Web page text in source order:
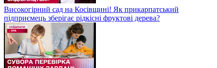
Високогірний сад на Косівщині! Як прикарпатський
підприємець зберігає рідкісні фруктові дерева?